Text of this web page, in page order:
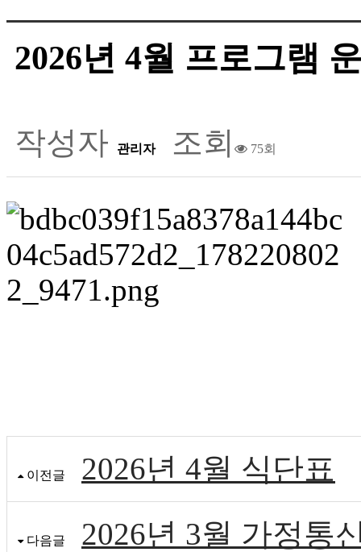
2026년 4월 프로그램
작성자 관리자 조회 75회
이전글 2026년 4월 식단표
다음글 2026년 3월 가정통